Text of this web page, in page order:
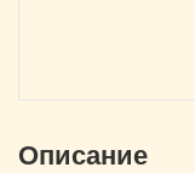
Описание